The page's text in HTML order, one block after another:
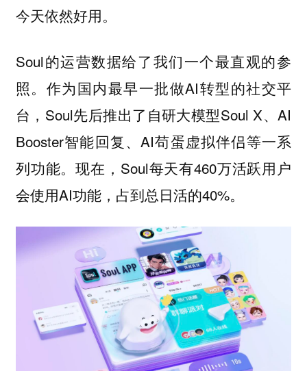
今天依然好用。
Soul的运营数据给了我们一个最直观的参
照。作为国内最早一批做AI转型的社交平
台，Soul先后推出了自研大模型Soul X、AI
Booster智能回复、AI苟蛋虚拟伴侣等一系
列功能。现在，Soul每天有460万活跃用户
会使用AI功能，占到总日活的40%。